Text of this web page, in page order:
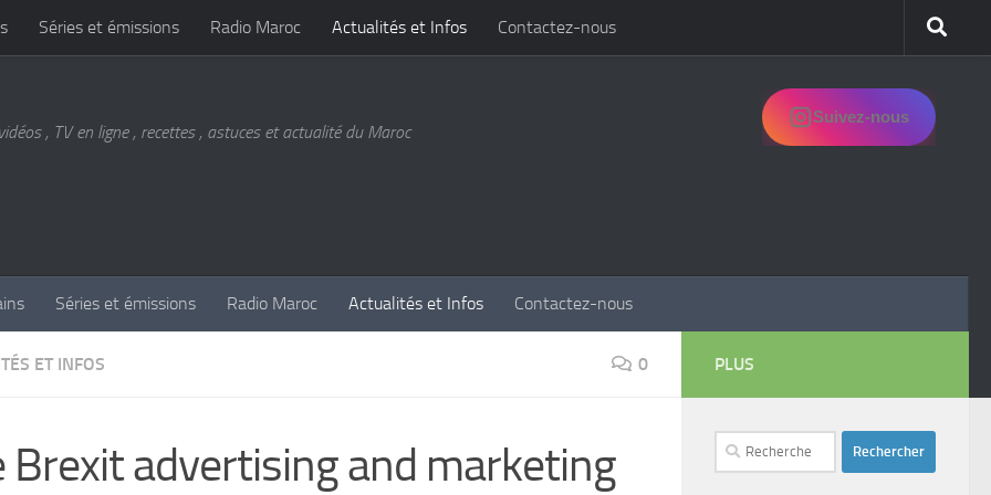
Séries et émissions Radio Maroc Actualités et Infos Contactez-nous
, TV en ligne , recettes , astuces et actualité du Maroc
Suivez-nous
Séries et émissions Radio Maroc Actualités et Infos Contactez-nous
ET INFOS 0
Brexit advertising and marketing
PLUS
Rechercher :